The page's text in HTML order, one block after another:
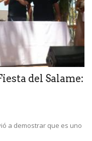
del Salame:
a demostrar que es uno